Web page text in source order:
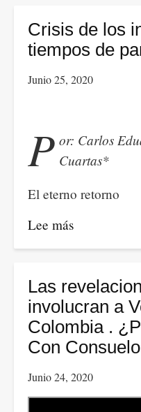
muerte
tiene
formas
todas,
somos
las
por
feminicidios
Crisis de los
tiempos de
Junio 25, 2020
P or: Carlos
Cuartas*
El eterno retorno
Lee más
Crisis
los
intelectuales
en
tiempos
pandemia
Las
involucran a
Colombia .
Con
Junio 24, 2020